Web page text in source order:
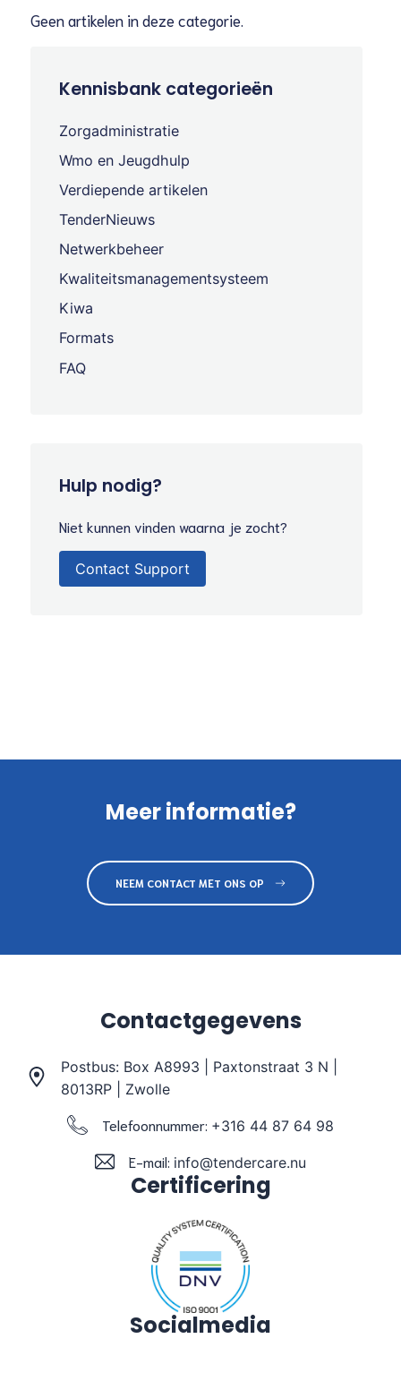
Geen artikelen in deze categorie.
Kennisbank categorieën
Zorgadministratie
Wmo en Jeugdhulp
Verdiepende artikelen
TenderNieuws
Netwerkbeheer
Kwaliteitsmanagementsysteem
Kiwa
Formats
FAQ
Hulp nodig?
Niet kunnen vinden waarna je zocht?
Contact Support
Meer informatie?
NEEM CONTACT MET ONS OP
Contactgegevens
Postbus: Box A8993 | Paxtonstraat 3 N |
8013RP | Zwolle
Telefoonnummer: +316 44 87 64 98
E-mail: info@tendercare.nu
Certificering
Socialmedia